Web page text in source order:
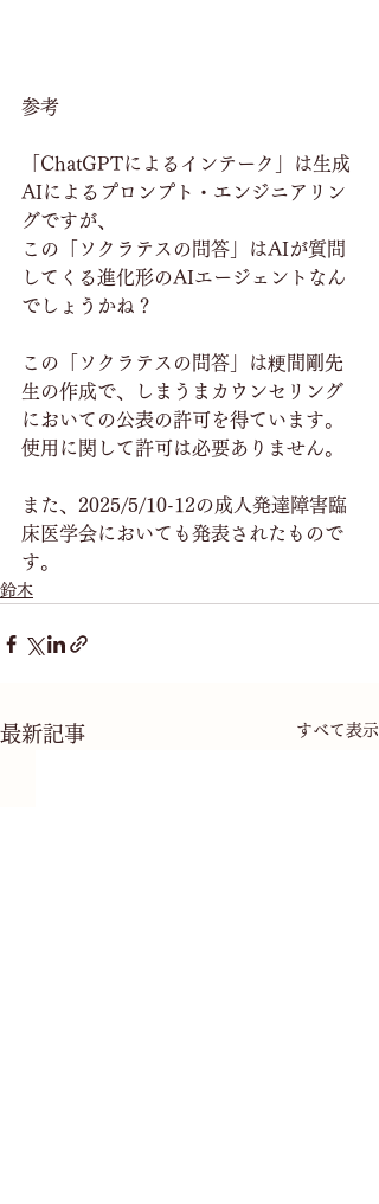
参考
「ChatGPTによるインテーク」は生成
AIによるプロンプト・エンジニアリン
グですが、
この「ソクラテスの問答」はAIが質問
してくる進化形のAIエージェントなん
でしょうかね？
この「ソクラテスの問答」は粳間剛先
生の作成で、しまうまカウンセリング
においての公表の許可を得ています。
使用に関して許可は必要ありません。
また、2025/5/10-12の成人発達障害臨
床医学会においても発表されたもので
す。
鈴木
最新記事 すべて表示